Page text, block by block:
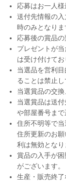
応募はお一人様
送付先情報の
時のみとなり
応募後の賞品の
プレゼントが
は受け付けてお
当選品を営利
ることは禁止し
当選賞品の交
当選賞品は送
や部屋番号まで
住所不明等で
住所更新のお
利は無効となり
賞品の入手が
がございます。
生産・販売終